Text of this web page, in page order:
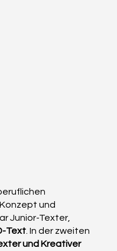
und
Junior-Texter,
Text. In der zweiten
und Kreativer